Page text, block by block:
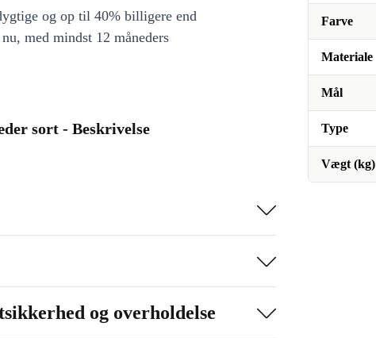
Farve
Materiale
Mål
Type
Vægt (kg)
og op til 40% billigere end
med mindst 12 måneders
sort - Beskrivelse
og overholdelse